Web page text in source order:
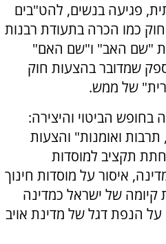
פגיעה בנשים, להט"בים
כמו הכרה בתעודת רבנות
"שם האב" ו"שם האם"
שמדובר בהצעות חוק
של ממש.
בחופש הביטוי והיצירה:
ואומנות" והצעות
תקציב למוסדות
איסור על מוסדות חינוך
קיומה של ישראל כמדינה
על הנפת דגל של מדינת אויב